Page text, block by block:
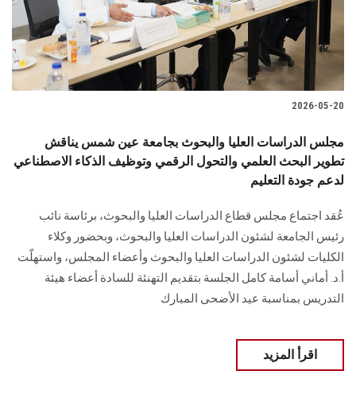
هيئة التدريس
الدراسات العليا
الموظفون
سجل الان
2026-05-20
مجلس الدراسات العليا والبحوث بجامعة عين شمس يناقش
تطوير البحث العلمي والتحول الرقمي وتوظيف الذكاء الاصطناعي
لدعم جودة التعليم
عُقد اجتماع مجلس قطاع الدراسات العليا والبحوث، برئاسة نائب
رئيس الجامعة لشئون الدراسات العليا والبحوث، وبحضور وكلاء
الكليات لشئون الدراسات العليا والبحوث وأعضاء المجلس، واستهلّت
أ.د. أماني أسامة كامل الجلسة بتقديم التهنئة للسادة أعضاء هيئة
التدريس بمناسبة عيد الأضحى المبارك
اقرأ المزيد